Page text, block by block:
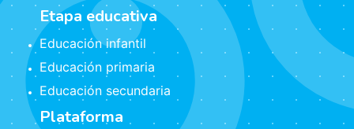
Etapa educativa
Educación infantil
Educación primaria
Educación secundaria
Plataforma